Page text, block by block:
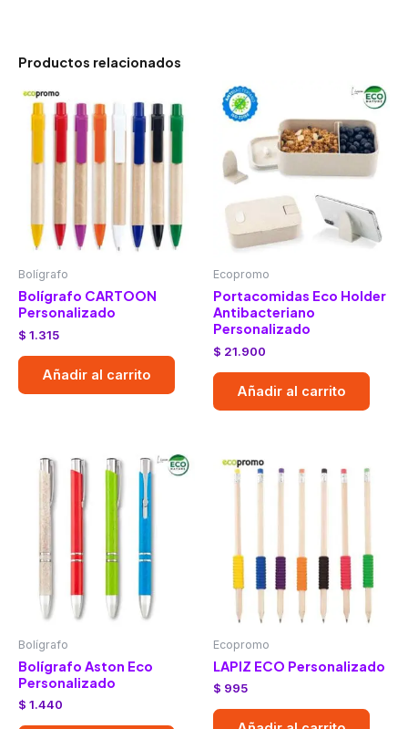
Productos relacionados
Bolígrafo
Bolígrafo CARTOON
Personalizado
$ 1.315
Añadir al carrito
Ecopromo
Portacomidas Eco Holder
Antibacteriano
Personalizado
$ 21.900
Añadir al carrito
Bolígrafo
Bolígrafo Aston Eco
Personalizado
$ 1.440
Ecopromo
LAPIZ ECO Personalizado
$ 995